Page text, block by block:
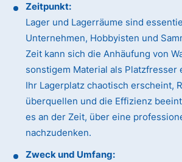
Zeitpunkt:
Lager und Lagerräume sind
Unternehmen, Hobbyisten und
Zeit kann sich die Anhäufung von
sonstigem Material als Platzfresser
Ihr Lagerplatz chaotisch erscheint,
überquellen und die Effizienz
es an der Zeit, über eine
nachzudenken.
Zweck und Umfang: